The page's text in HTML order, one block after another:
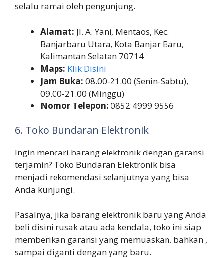
selalu ramai oleh pengunjung.
Alamat: Jl. A. Yani, Mentaos, Kec.
Banjarbaru Utara, Kota Banjar Baru,
Kalimantan Selatan 70714
Maps: Klik Disini
Jam Buka: 08.00-21.00 (Senin-Sabtu),
09.00-21.00 (Minggu)
Nomor Telepon: 0852 4999 9556
6. Toko Bundaran Elektronik
Ingin mencari barang elektronik dengan garansi
terjamin? Toko Bundaran Elektronik bisa
menjadi rekomendasi selanjutnya yang bisa
Anda kunjungi.
Pasalnya, jika barang elektronik baru yang Anda
beli disini rusak atau ada kendala, toko ini siap
memberikan garansi yang memuaskan. bahkan ,
sampai diganti dengan yang baru.